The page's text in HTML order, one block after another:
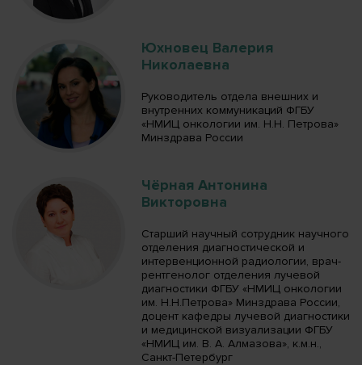
Юхновец Валерия
Николаевна
Руководитель отдела внешних и
внутренних коммуникаций ФГБУ
«НМИЦ онкологии им. Н.Н. Петрова»
Минздрава России
Чёрная Антонина
Викторовна
Старший научный сотрудник научного
отделения диагностической и
интервенционной радиологии, врач-
рентгенолог отделения лучевой
диагностики ФГБУ «НМИЦ онкологии
им. Н.Н.Петрова» Минздрава России,
доцент кафедры лучевой диагностики
и медицинской визуализации ФГБУ
«НМИЦ им. В. А. Алмазова», к.м.н.,
Санкт-Петербург